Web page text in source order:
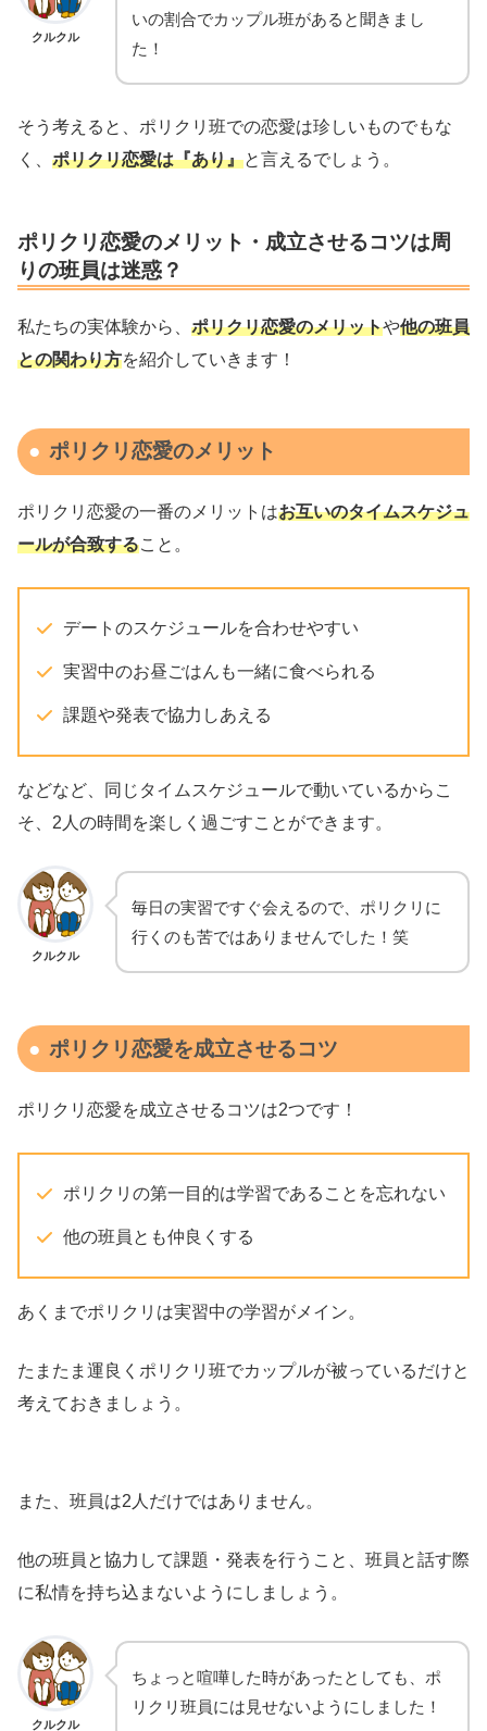
クルクル
いの割合でカップル班があると聞きまし
た！
そう考えると、ポリクリ班での恋愛は珍しいものでもな
く、 ポリクリ恋愛は『あり』と言えるでしょう。
ポリクリ恋愛のメリット・成立させるコツは周
りの班員は迷惑？
私たちの実体験から、 ポリクリ恋愛のメリットや他の班員
との関わり方を紹介していきます！
ポリクリ恋愛のメリット
ポリクリ恋愛の一番のメリットはお互いのタイムスケジュ
ールが合致すること。
デートのスケジュールを合わせやすい
実習中のお昼ごはんも一緒に食べられる
課題や発表で協力しあえる
などなど、同じタイムスケジュールで動いているからこ
そ、2人の時間を楽しく過ごすことができます。
クルクル
毎日の実習ですぐ会えるので、ポリクリに
行くのも苦ではありませんでした！笑
ポリクリ恋愛を成立させるコツ
ポリクリ恋愛を成立させるコツは2つです！
ポリクリの第一目的は学習であることを忘れない
他の班員とも仲良くする
あくまでポリクリは実習中の学習がメイン。
たまたま運良くポリクリ班でカップルが被っているだけと
考えておきましょう。
また、班員は2人だけではありません。
他の班員と協力して課題・発表を行うこと、班員と話す際
に私情を持ち込まないようにしましょう。
クルクル
ちょっと喧嘩した時があったとしても、ポ
リクリ班員には見せないようにしました！